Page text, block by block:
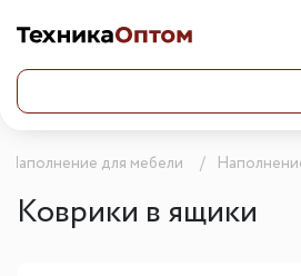
Наполнение для мебели
Коврики в ящики